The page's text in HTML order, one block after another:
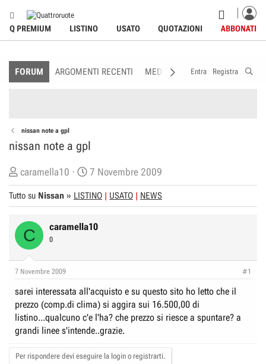
Q PREMIUM LISTINO USATO QUOTAZIONI ABBONATI
FORUM ARGOMENTI RECENTI MEDIA MEMBRI
Entra Registra
nissan note a gpl
nissan note a gpl
C
r
e
t
e
i
s
c
s
caramella10
D
a
t
d
i
z
i
o
7 Novembre 2009
Tutto su Nissan » LISTINO USATO NEWS
C caramella10
0
7 Novembre 2009 #1
sarei interessata all'acquisto e su questo sito ho letto che il
prezzo (comp.di clima) si aggira sui 16.500,00 di
listino...qualcuno c'e l'ha? che prezzo si riesce a spuntare? a
grandi linee s'intende..grazie.
Per rispondere devi eseguire la login o registrarti.